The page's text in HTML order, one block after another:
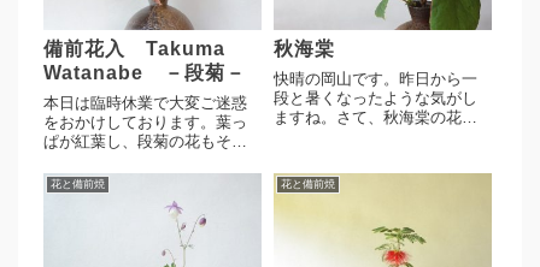
備前花入 Takuma
Watanabe －段菊－
本日は臨時休業で大変ご迷惑
をおかけしております。葉っ
ぱが紅葉し、段菊の花もそろ
作、花入れへ。胡麻の景色に
渦の意匠が施され、素朴な印
象の花入れです。シンプルで
安定感のある造形、置き場所
を選ばず気軽に使っていただ
秋海棠
快晴の岡山です。昨日から一
段と暑くなったような気がし
ますね。さて、秋海棠の花が
らしい造形が愉しめる花入で
す。やや小ぶりの徳利サイズ
ですので、日常使いとして気
軽に使っていただけると思い
花と備前焼 花と備前焼